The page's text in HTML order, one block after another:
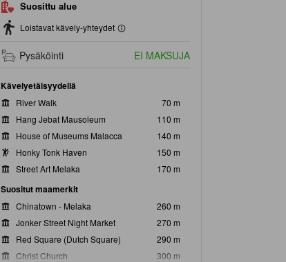
Suosittu alue
Loistavat kävely-yhteydet
Pysäköinti EI MAKSUJA
Kävelyetäisyydellä
River Walk
70 m
Hang Jebat Mausoleum
110 m
House of Museums Malacca
140 m
Honky Tonk Haven
150 m
Street Art Melaka
170 m
Suositut maamerkit
Chinatown - Melaka
260 m
Jonker Street Night Market
270 m
Red Square (Dutch Square)
290 m
Christ Church
300 m